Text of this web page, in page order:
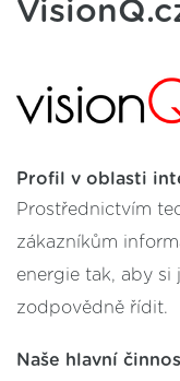
Profil v oblasti
Prostřednictvím
zákazníkům
energie tak, aby si
zodpovědně řídit.
Naše hlavní